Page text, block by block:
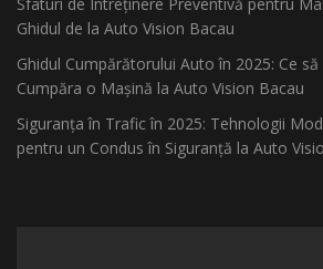
Ghidul de la Auto Vision Bacau
Ghidul Cumpărătorului Auto în 2025: Ce
Cumpăra o Mașină la Auto Vision Bacau
Siguranța în Trafic în 2025: Tehnologii
pentru un Condus în Siguranță la Auto